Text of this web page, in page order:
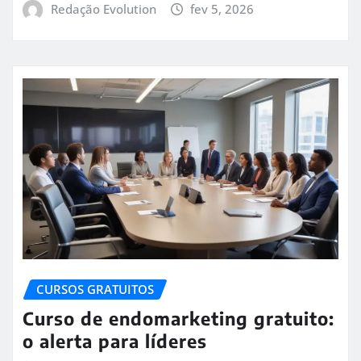
Redação Evolution fev 5, 2026
CURSOS GRATUITOS
Curso de endomarketing gratuito:
o alerta para líderes